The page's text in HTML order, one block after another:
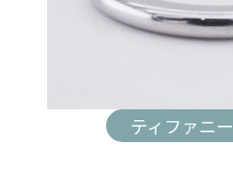
ティファニー